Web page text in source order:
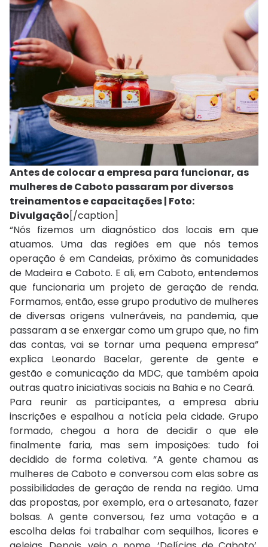
Antes de colocar a empresa para funcionar, as
mulheres de Caboto passaram por diversos
treinamentos e capacitações | Foto:
Divulgação[/caption]
“Nós fizemos um diagnóstico dos locais em que
atuamos. Uma das regiões em que nós temos
operação é em Candeias, próximo às comunidades
de Madeira e Caboto. E ali, em Caboto, entendemos
que funcionaria um projeto de geração de renda.
Formamos, então, esse grupo produtivo de mulheres
de diversas origens vulneráveis, na pandemia, que
passaram a se enxergar como um grupo que, no fim
das contas, vai se tornar uma pequena empresa”
explica Leonardo Bacelar, gerente de gente e
gestão e comunicação da MDC, que também apoia
outras quatro iniciativas sociais na Bahia e no Ceará.
Para reunir as participantes, a empresa abriu
inscrições e espalhou a notícia pela cidade. Grupo
formado, chegou a hora de decidir o que ele
finalmente faria, mas sem imposições: tudo foi
decidido de forma coletiva. “A gente chamou as
mulheres de Caboto e conversou com elas sobre as
possibilidades de geração de renda na região. Uma
das propostas, por exemplo, era o artesanato, fazer
bolsas. A gente conversou, fez uma votação e a
escolha delas foi trabalhar com sequilhos, licores e